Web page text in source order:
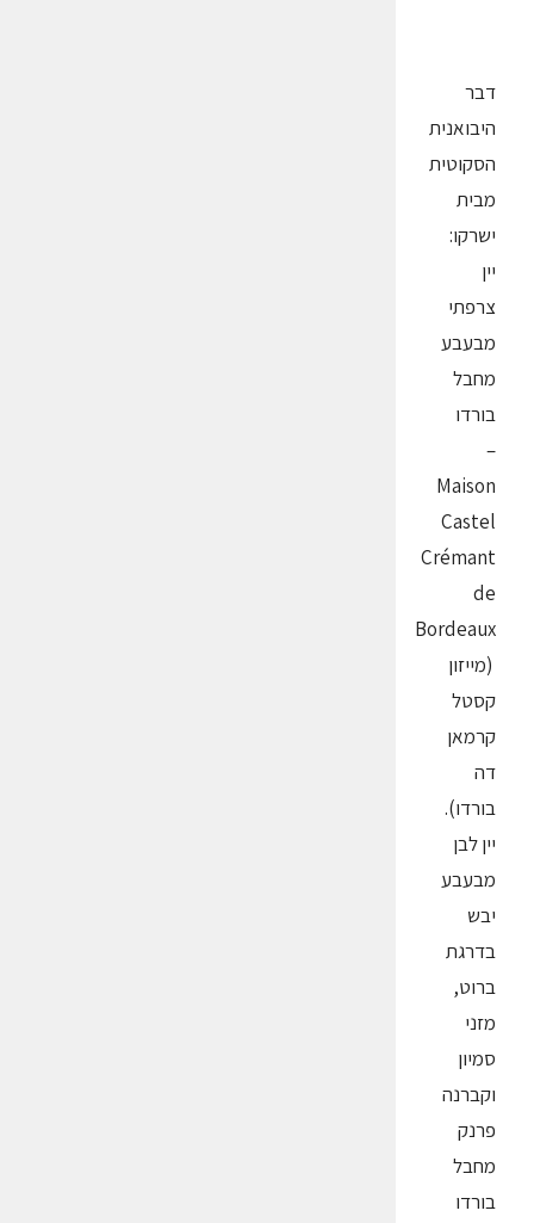
דבר
היבואנית
הסקוטית
מבית
ישרקו:
יין
צרפתי
מבעבע
מחבל
בורדו
–
Maison
Castel
Crémant
de
Bordeaux
(מייזון
קסטל
קרמאן
דה
בורדו).
יין לבן
מבעבע
יבש
בדרגת
ברוט,
מזני
סמיון
וקברנה
פרנק
מחבל
בורדו